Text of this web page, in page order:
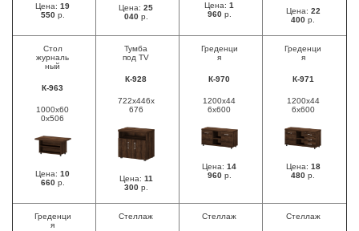
Цена: 19
550р.
Цена: 25
040р.
Цена: 1
960р. Цена: 22
400 р.
Стол
журналь
ный
К-963
1000x60
0x506
Цена: 10
660р.
Тумба
под TV
К-928
722х446х
676
Цена: 11
300р.
Греденци
я
К-970
1200х44
6х600
Цена: 14
960р.
Греденци
я
К-971
1200х44
6х600
Цена: 18
480 р.
Греденци
я
Стеллаж Стеллаж Стеллаж